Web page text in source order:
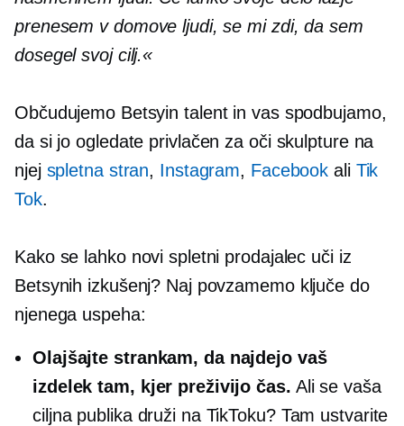
prenesem v domove ljudi, se mi zdi, da sem
dosegel svoj cilj.«
Občudujemo Betsyin talent in vas spodbujamo,
da si jo ogledate privlačen za očiskulpture na
njej spletna stran, Instagram, Facebookali Tik
Tok.
Kako se lahko novi spletni prodajalec uči iz
Betsynih izkušenj? Naj povzamemo ključe do
njenega uspeha:
Olajšajte strankam, da najdejo vaš
izdelek tam, kjer preživijo čas. Ali se vaša
ciljna publika druži na TikToku? Tam ustvarite